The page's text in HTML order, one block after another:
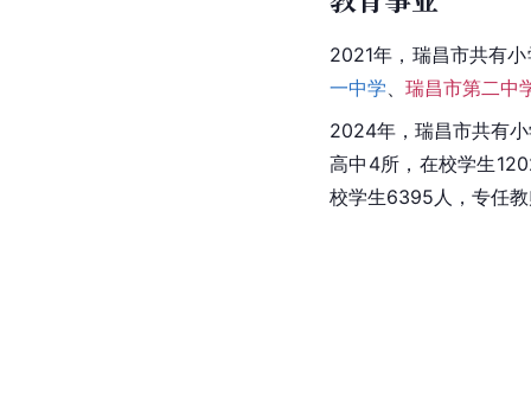
2021年，瑞昌市共有
一中学、 瑞昌市第二中
2024年，瑞昌市共有
高中4所，在校学生
校学生6395人，专任